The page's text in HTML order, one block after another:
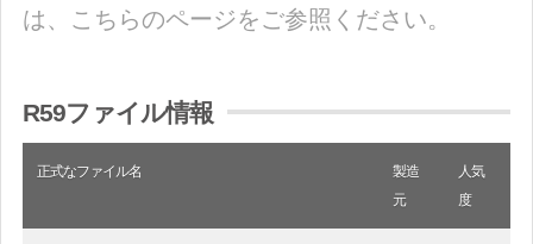
は、こちらのページをご参照ください。
R59ファイル情報
正式なファイル名
製造
元
人気
度